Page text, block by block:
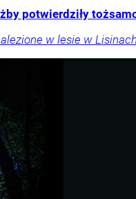
potwierdziły
w lesie w